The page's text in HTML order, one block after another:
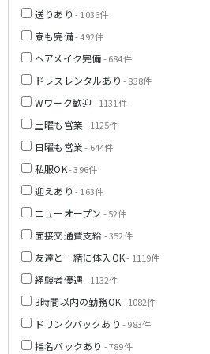
送りあり - 1036件
寮も完備- 492件
ヘアメイク完備- 684件
ドレスレンタルあり - 838件
Wワーク歓迎- 1131件
土曜も営業- 1125件
日曜も営業- 644件
私服OK- 396件
迎えあり - 163件
ニューオープン - 52件
面接交通費支給- 352件
友達と一緒に体入OK- 1119件
経験者優遇- 1132件
3時間以内の勤務OK- 1082件
ドリンクバックあり - 983件
指名バックあり - 789件
秋葉原駅
つくば駅
三郷中央駅
東急大井町線
自由が丘駅
二子玉川駅
京急本線
京急川崎駅
京急蒲田駅
品川駅
日ノ出町駅
上大岡駅
平和島駅